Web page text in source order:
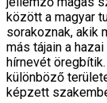
között a magyar
sorakoznak, akik
más tájain a
hírnevét
különböző
képzett